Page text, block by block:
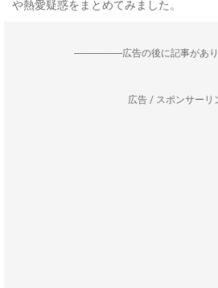
や熱愛疑惑をまとめてみました。
--------------------広告の後に記事があり
広告 / スポンサーリ